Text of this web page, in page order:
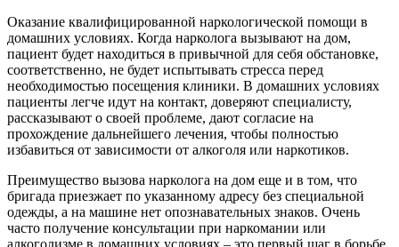
Оказание квалифицированной наркологической помощи в
домашних условиях. Когда нарколога вызывают на дом,
пациент будет находиться в привычной для себя обстановке,
соответственно, не будет испытывать стресса перед
необходимостью посещения клиники. В домашних условиях
пациенты легче идут на контакт, доверяют специалисту,
рассказывают о своей проблеме, дают согласие на
прохождение дальнейшего лечения, чтобы полностью
избавиться от зависимости от алкоголя или наркотиков.
Преимущество вызова нарколога на дом еще и в том, что
бригада приезжает по указанному адресу без специальной
одежды, а на машине нет опознавательных знаков. Очень
часто получение консультации при наркомании или
алкоголизме в домашних условиях – это первый шаг в борьбе